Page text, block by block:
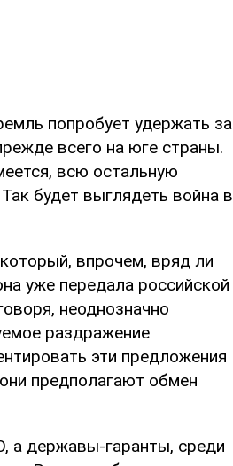
попробует удержать за
всего на юге страны.
всю остальную
будет выглядеть война в
впрочем, вряд ли
уже передала российской
неоднозначно
раздражение
эти предложения
предполагают обмен
а державы-гаранты, среди